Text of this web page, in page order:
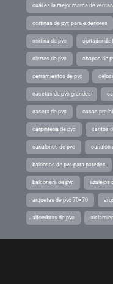
cuál es la mejor marca de
cortinas de pvc para exteriores
cortina de pvc cortador de
cierres de pvc chapas de
cerramientos de pvc
casetas de pvc grandes
caseta de pvc casas
carpinteria de pvc cantos
canalones de pvc canalon
baldosas de pvc para paredes
balconera de pvc azulejos
arquetas de pvc 70×70
alfombras de pvc